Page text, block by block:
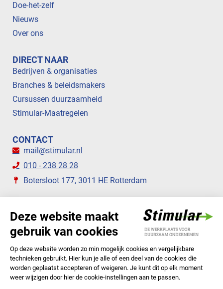
Doe-het-zelf
Nieuws
Over ons
DIRECT NAAR
Bedrijven & organisaties
Branches & beleidsmakers
Cursussen duurzaamheid
Stimular-Maatregelen
CONTACT
mail@stimular.nl
010 - 238 28 28
Botersloot 177, 3011 HE Rotterdam
STIMULAR NIEUWSBRIEVEN
ABONNEER NU